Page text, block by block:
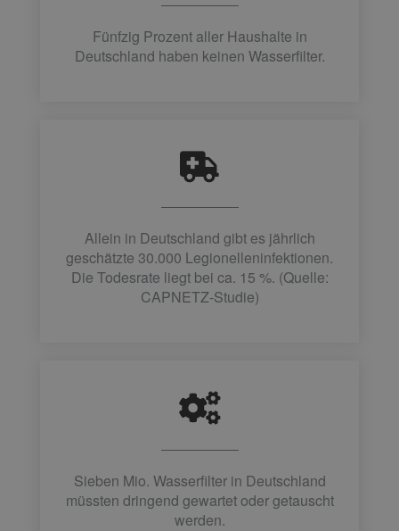
Fünfzig Prozent aller Haushalte in
Deutschland haben keinen Wasserfilter.
Allein in Deutschland gibt es jährlich
geschätzte 30.000 Legionelleninfektionen.
Die Todesrate liegt bei ca. 15 %. (Quelle:
CAPNETZ-Studie)
Sieben Mio. Wasserfilter in Deutschland
müssten dringend gewartet oder getauscht
werden.